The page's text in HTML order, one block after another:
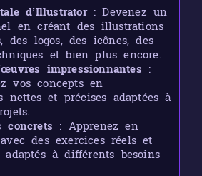
d’Illustrator: Devenez un
en créant des illustrations
des logos, des icônes, des
et bien plus encore.
impressionnantes :
vos concepts en
nettes et précises adaptées à
concrets : Apprenez en
des exercices réels et
adaptés à différents besoins